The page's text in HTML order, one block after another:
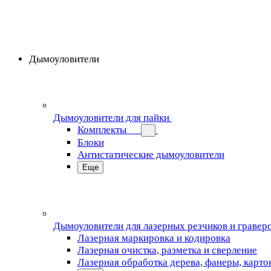
Дымоуловители
Дымоуловители для пайки
Комплекты
Блоки
Антистатические дымоуловители
Еще
Дымоуловители для лазерных резчиков и
Лазерная маркировка и кодировка
Лазерная очистка, разметка и сверление
Лазерная обработка дерева, фанеры,